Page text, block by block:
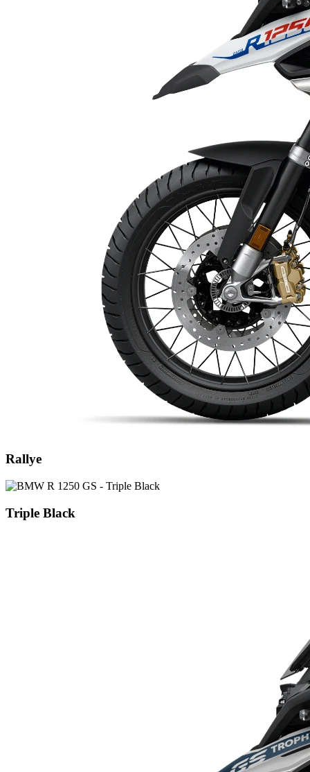
Rallye
Triple Black